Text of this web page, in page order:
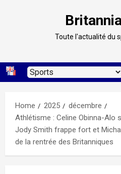
Toute l'actualité du
Home 2025
décembre
Athlétisme : Celine Obinna-Alo
Jody Smith frappe fort et
de la rentrée des Britanniques